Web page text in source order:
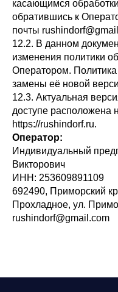
касающимся
обратившись к
почты
12.2. В данном
изменения политики
Оператором. Политика
замены её новой
12.3. Актуальная
доступе расположена
https://rushindorf.ru.
Оператор:
Индивидуальный
Викторович
ИНН: 253609891109
692490, Приморский
Прохладное, ул.
rushindorf@gmail.com